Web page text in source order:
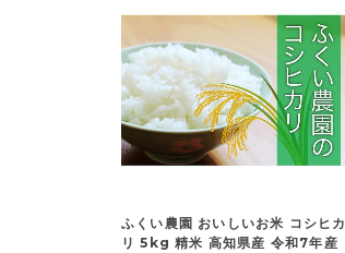
ふくい農園 おいしいお米 コシヒカ
リ 5kg 精米 高知県産 令和7年産